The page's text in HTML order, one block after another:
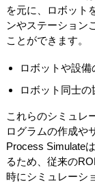
を元に、ロボット
ンやステーション
ことができます。
ロボットや設
ロボット同士
これらのシミュレ
ログラムの作成や
Process Simulate
るため、従来の
時にシミュレーシ